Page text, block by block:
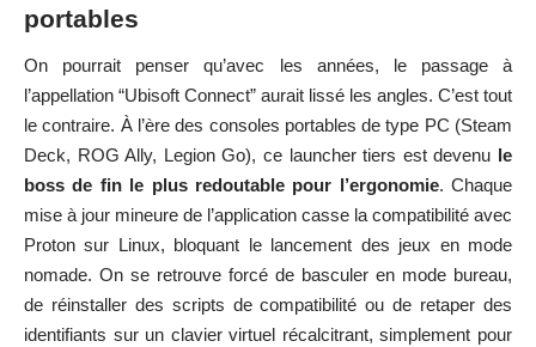
portables
On pourrait penser qu’avec les années, le passage à
l’appellation “Ubisoft Connect” aurait lissé les angles. C’est tout
le contraire. À l’ère des consoles portables de type PC (Steam
Deck, ROG Ally, Legion Go), ce launcher tiers est devenu le
boss de fin le plus redoutable pour l’ergonomie. Chaque
mise à jour mineure de l’application casse la compatibilité avec
Proton sur Linux, bloquant le lancement des jeux en mode
nomade. On se retrouve forcé de basculer en mode bureau,
de réinstaller des scripts de compatibilité ou de retaper des
identifiants sur un clavier virtuel récalcitrant, simplement pour